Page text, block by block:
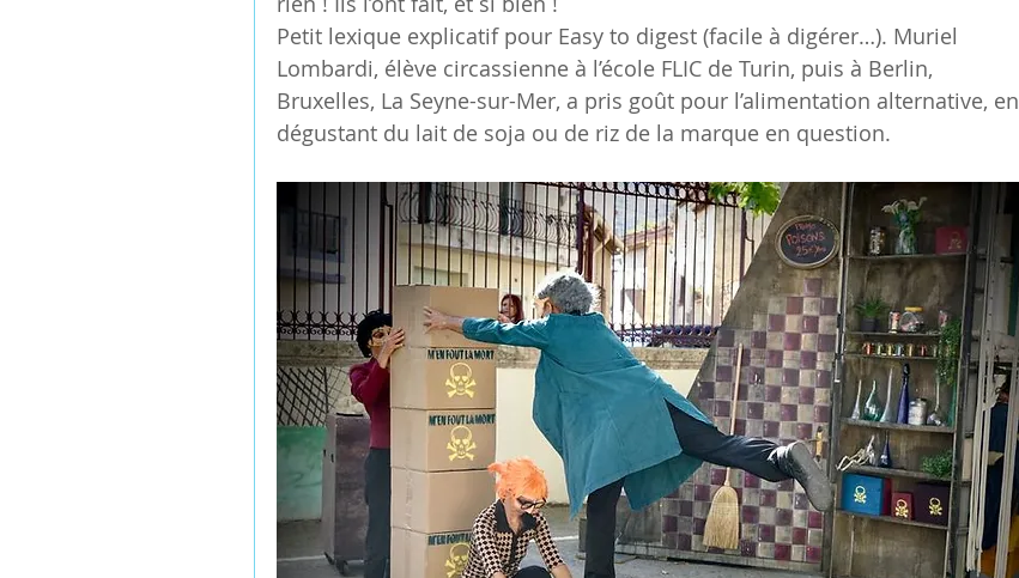
Petit lexique explicatif pour Easy to digest (facile à digérer…). Muriel
Lombardi, élève circassienne à l’école FLIC de Turin, puis à Berlin,
Bruxelles, La Seyne-sur-Mer, a pris goût pour l’alimentation alternative, en
dégustant du lait de soja ou de riz de la marque en question.